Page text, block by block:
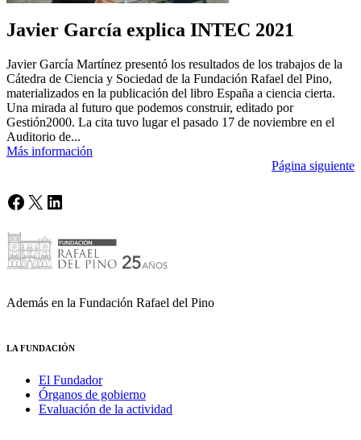
Javier García explica INTEC 2021
Javier García Martínez presentó los resultados de los trabajos de la
Cátedra de Ciencia y Sociedad de la Fundación Rafael del Pino,
materializados en la publicación del libro España a ciencia cierta.
Una mirada al futuro que podemos construir, editado por
Gestión2000. La cita tuvo lugar el pasado 17 de noviembre en el
Auditorio de...
Más información
Página siguiente
Facebook
X LinkedIn
Además en la Fundación Rafael del Pino
LA FUNDACIÓN
El Fundador
Órganos de gobierno
Evaluación de la actividad